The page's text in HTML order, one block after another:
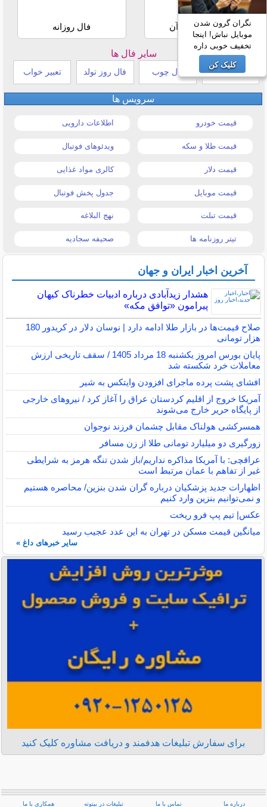
استخاره با قرآن فال روزانه
سایر فال ها
طالع بینی هندی فال چوب فال روز تولد تعبیر خواب
سرویس ها
قیمت خودرو اطلاعات دارویی
قیمت طلا و سکه ویدئوهای فوتبال
قیمت دلار کالری مواد غذایی
قیمت موبایل جدول پخش فوتبال
قیمت تبلت نهج البلاغه
تیتر روزنامه ها صحیفه سجادیه
آخرین اخبار ایران و جهان
هشدار زیدآبادی درباره ادبیات خطرناک کیهان
پیرامون «توافق مکه»
صلاح قیمت‌ها در بازار طلا ادامه دارد | نوسان دلار در کریدور 180
هزار تومانی
پایان بورس امروز یکشنبه 18 مرداد 1405 / سقف تاریخی ارزش
معاملات خرد شکسته شد
افشای پشت پرده ماجرای افزودن وایتکس به شیر
آمریکا خروج از اقلیم کردستان عراق را آغاز کرد / نیروهای خارجی
از پایگاه حریر خارج می‌شوند
همسرکشی هولناک مقابل چشمان فرزند نوجوان
زورگیری دو میلیارد تومانی طلا از زن مسافر
عراقچی: با آمریکا مذاکره نداریم/باز شدن تنگه هرمز به شرایطی
غیر از تفاهم با عمان مرتبط است
اظهارات جدید پزشکیان درباره گران شدن بنزین/ محاصره هستیم
و نمی‌توانیم بنزین وارد کنیم
عکس| تیم پپ فرو ریخت
میانگین قیمت مسکن در تهران به این عدد عجیب رسید
سایر خبرهای داغ »
برای سفارش تبلیغات هدفمند و دریافت مشاوره کلیک کنید
نگران گرون شدن
موبایل نباش! اینجا
تخفیف خوبی داره
کلیک کن
درباره ما تماس با ما تبلیغات در بیتوته همکاری با ما